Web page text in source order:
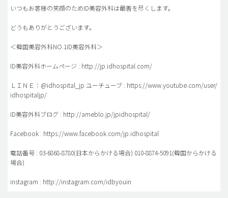
いつもお客様の笑顔のためID美容外科は最善を尽くします。
どうもありがとうございます。
＜韓国美容外科NO.1ID美容外科＞
ID美容外科ホームページ : http://jp.idhospital.com/
ＬＩＮＥ：@idhospital_jp ユーチューブ : https://www.youtube.com/user/
idhospitaljp/
ID美容外科ブログ : http://ameblo.jp/jpidhospital/
Facebook : https://www.facebook.com/jp.idhospital
電話番号 : 03-6868-8780(日本からかける場合) 010-8874-5091(韓国からかける
場合)
instagram : http://instagram.com/idbyouin